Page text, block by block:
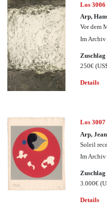
Los 3006
Arp,
Vor dem
Im Archiv
Zuschlag
250€
Details
Los 3007
Arp, Jean
Soleil
Im Archiv
Zuschlag
3.000€
Details